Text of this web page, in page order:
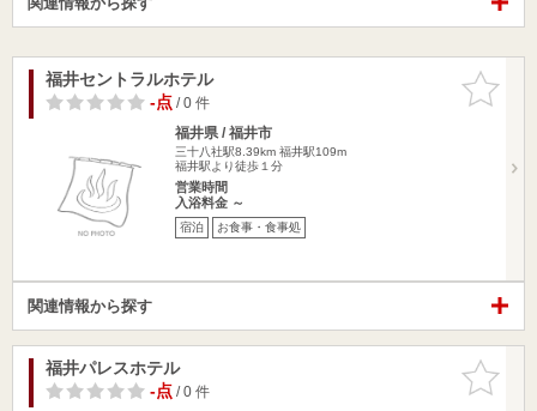
お気に入
りに追加
福井セントラルホテル
-点/ 0 件
福井県 / 福井市
三十八社駅8.39km 福井駅109m
福井駅より徒歩１分
営業時間
入浴料金 ～
宿泊 お食事・食事処
関連情報から探す
お気に入
りに追加
福井パレスホテル
-点/ 0 件